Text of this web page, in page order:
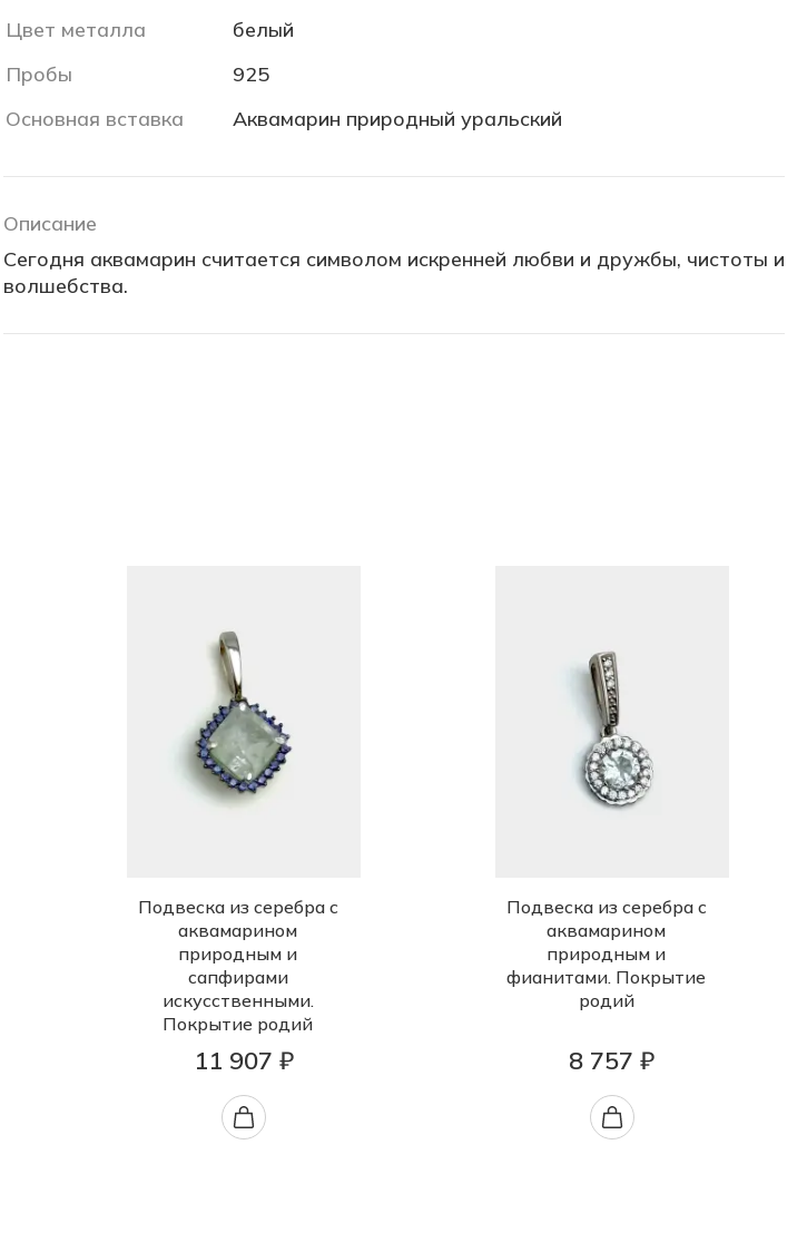
Цвет металла
белый
Пробы
925
Основная вставка
Аквамарин природный уральский
Описание
Сегодня аквамарин считается символом искренней любви и дружбы, чистоты и
волшебства.
Подвеска из серебра с
аквамарином
природным и
сапфирами
искусственными.
Покрытие родий
11 907 ₽
Подвеска из серебра с
аквамарином
природным и
фианитами. Покрытие
родий
8 757 ₽